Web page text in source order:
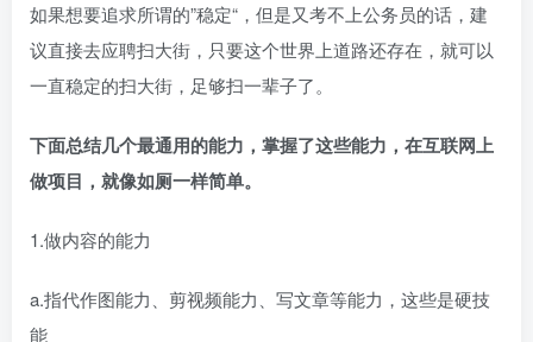
如果想要追求所谓的”稳定“，但是又考不上公务员的话，建
议直接去应聘扫大街，只要这个世界上道路还存在，就可以
一直稳定的扫大街，足够扫一辈子了。​
下面总结几个最通用的能力， 掌握了这些能力，在互联网上
做项目，就像如厕一样简单。
1.做内容的能力​
a.指代作图能力、剪视频能力、写文章等能力，这些是硬技
能​